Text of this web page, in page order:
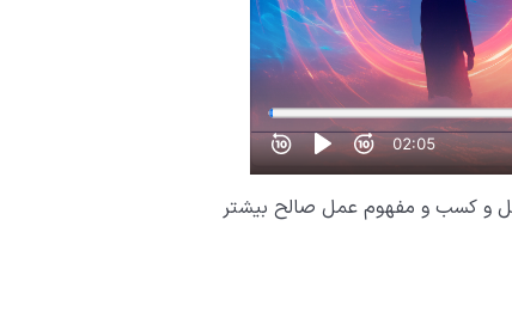
و کسب و مفهوم عمل صالح بیشتر